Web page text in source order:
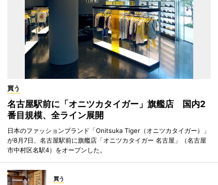
買う
名古屋駅前に「オニツカタイガー」旗艦店 国内2
番目規模、全ライン展開
日本のファッションブランド「Onitsuka Tiger（オニツカタイガー）」
が8月7日、名古屋駅前に旗艦店「オニツカタイガー 名古屋」（名古屋
市中村区名駅4）をオープンした。
買う